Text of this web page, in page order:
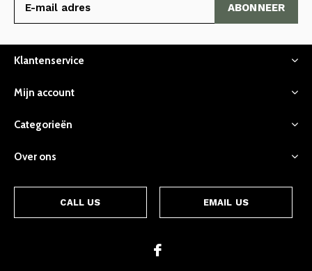
ABONNEER
Klantenservice
Mijn account
Categorieën
Over ons
CALL US EMAIL US